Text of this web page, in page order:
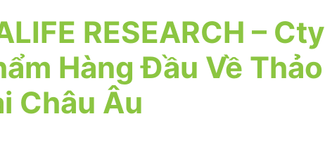
RESEARCH – Cty
Hàng Đầu Về Thảo
Châu Âu